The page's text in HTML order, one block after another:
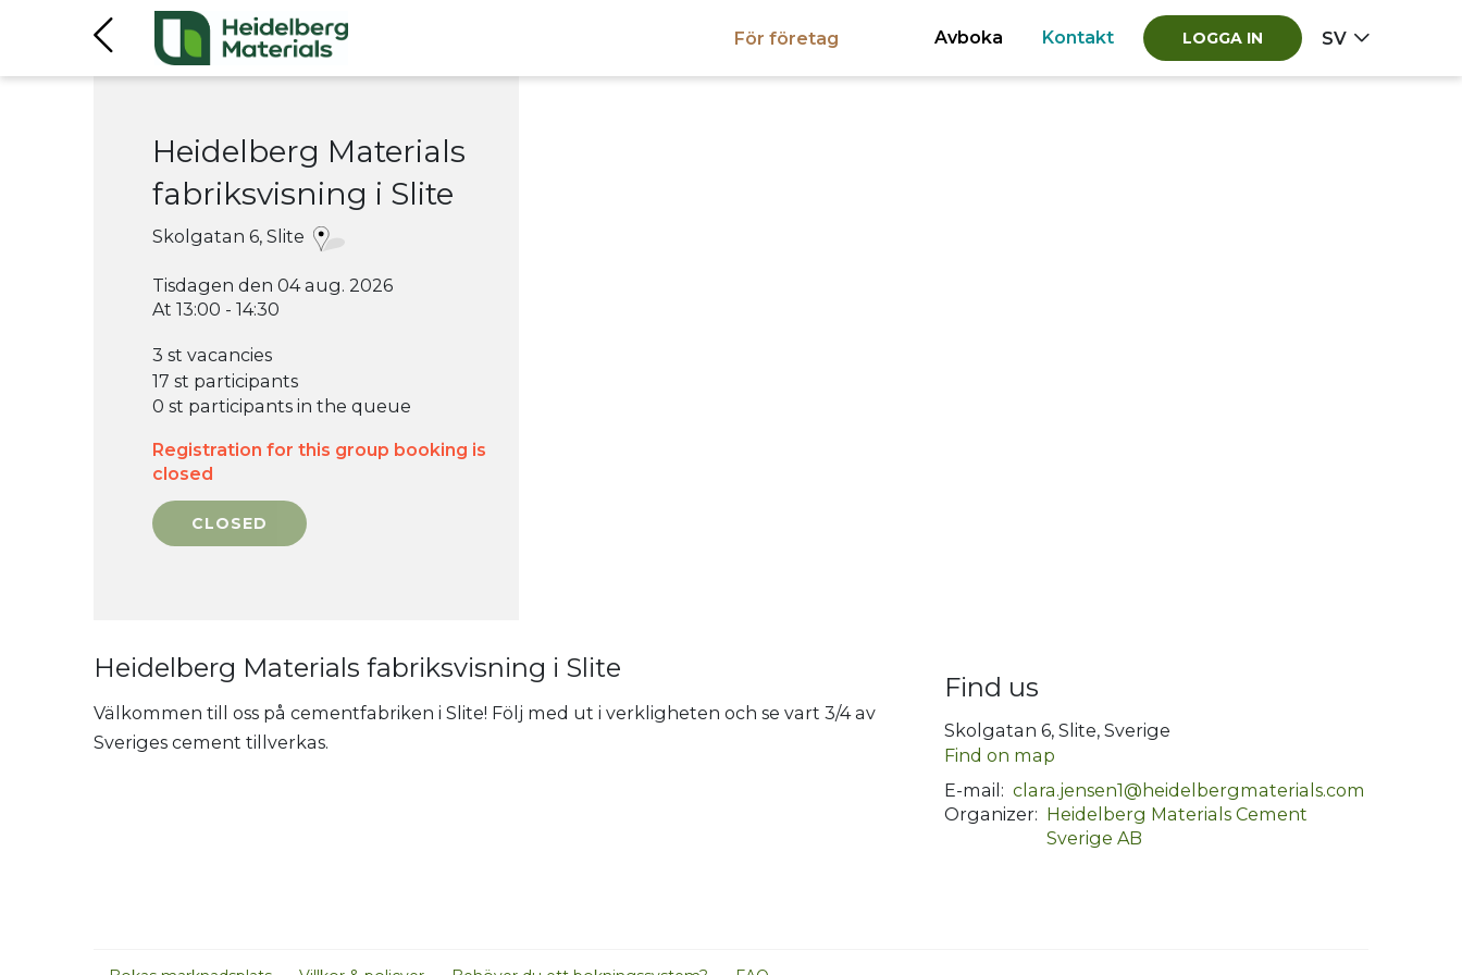
För företag Avboka Kontakt LOGGA IN SV
Heidelberg Materials
fabriksvisning i Slite
Skolgatan 6, Slite
Tisdagen den 04 aug. 2026
At 13:00 - 14:30
3 st vacancies
17 st participants
0 st participants in the queue
Registration for this group booking is
closed
Heidelberg Materials fabriksvisning i Slite
Välkommen till oss på cementfabriken i Slite! Följ med ut i verkligheten och se vart 3/4 av
Sveriges cement tillverkas.
Find us
Skolgatan 6, Slite, Sverige
Find on map
E-mail: clara.jensen1@heidelbergmaterials.com
Organizer: Heidelberg Materials Cement
Sverige AB